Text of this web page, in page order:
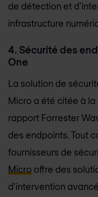
de détection et
infrastructure
4. Sécurité des
One
La solution de
Micro a été citée à
rapport Forrester
des endpoints. Tout
fournisseurs de
Micro offre des
d'intervention